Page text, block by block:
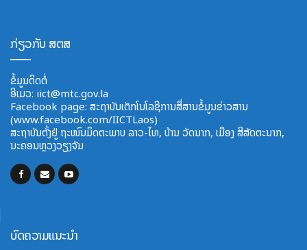
ກ່ຽວກັບ ສຕສ
ຂໍ້ມູນຕິດຕໍ່
ອີ​ເມວ: iict@mtc.gov.la
Facebook page: ສະຖາບັນເຕັກໂນໂລຊີການສື່ສານຂໍ້ມູນຂ່າວສານ
(www.facebook.com/IICTLaos)
ສະ​ຖາ​ບັນ​ຕັ້ງຢູ່ ຖະໜົນມິດຕະພາບ​ ລາວ​-ໄທ, ບ້ານ ວັດ​ນາກ, ​ເມືອງ ສີ​ສັດຕະ​ນາກ,
ນະຄອນຫຼວງວຽງຈັນ
ບົດຄວາມແນະນຳ